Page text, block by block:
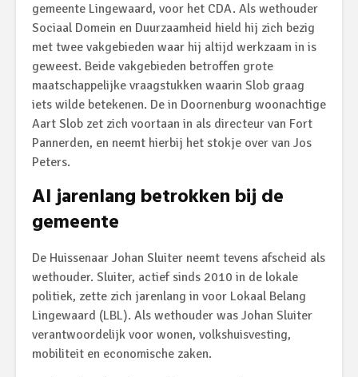
gemeente Lingewaard, voor het CDA. Als wethouder
Sociaal Domein en Duurzaamheid hield hij zich bezig
met twee vakgebieden waar hij altijd werkzaam in is
geweest. Beide vakgebieden betroffen grote
maatschappelijke vraagstukken waarin Slob graag
iets wilde betekenen. De in Doornenburg woonachtige
Aart Slob zet zich voortaan in als directeur van Fort
Pannerden, en neemt hierbij het stokje over van Jos
Peters.
Al jarenlang betrokken bij de
gemeente
De Huissenaar Johan Sluiter neemt tevens afscheid als
wethouder. Sluiter, actief sinds 2010 in de lokale
politiek, zette zich jarenlang in voor Lokaal Belang
Lingewaard (LBL). Als wethouder was Johan Sluiter
verantwoordelijk voor wonen, volkshuisvesting,
mobiliteit en economische zaken.